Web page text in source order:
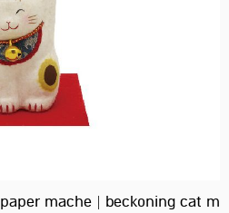
paper mache | beckoning cat m